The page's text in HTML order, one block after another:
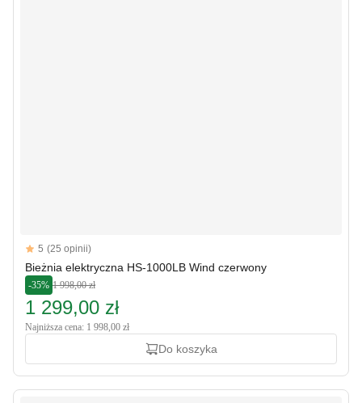
Reviews
5 out of 5 stars
5 (25 opinii)
Bieżnia elektryczna HS-1000LB Wind czerwony
-35% 1 998,00 zł
1 299,00 zł
Najniższa cena: 1 998,00 zł
Do koszyka